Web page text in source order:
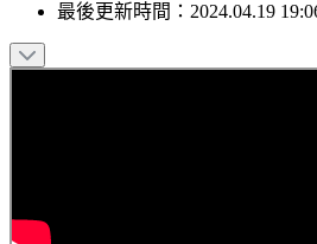
最後更新時間： 2024.04.19